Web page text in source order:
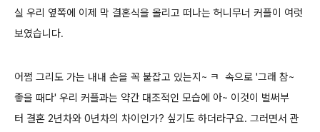
실 우리 옆쪽에 이제 막 결혼식을 올리고 떠나는 허니무너 커플이 여럿
보였습니다.
어쩜 그리도 가는 내내 손을 꼭 붙잡고 있는지~ ㅋ 속으로 '그래 참~
좋을 때다' 우리 커플과는 약간 대조적인 모습에 아~ 이것이 벌써부
터 결혼 2년차와 0년차의 차이인가? 싶기도 하더라구요. 그러면서 관